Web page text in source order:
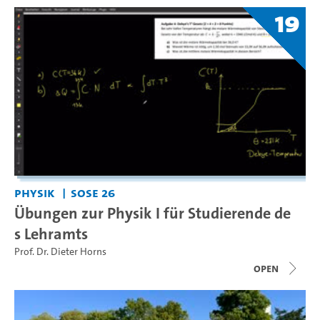
19
Physik SoSe 26
Übungen zur Physik I für Studierende de
s Lehramts
Prof. Dr. Dieter Horns
open